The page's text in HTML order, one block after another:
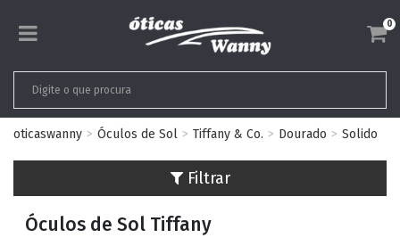
0
oticaswanny Óculos de Sol Tiffany & Co. Dourado Solido
Filtrar
Óculos de Sol Tiffany